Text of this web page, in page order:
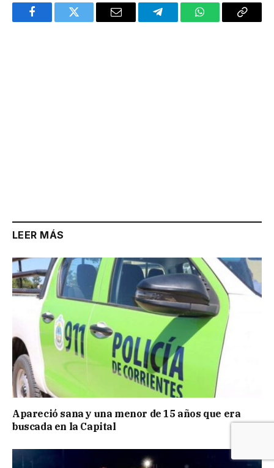
FacebookTwitter Email TelegramWhatsAppCopy
LEER MÁS
Apareció sana y una menor de 15 años que era
buscada en la Capital